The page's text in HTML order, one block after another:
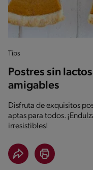
Tips
Postres sin
amigables
Disfruta de exquisitos
aptas para todos.
irresistibles!